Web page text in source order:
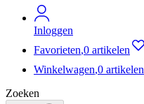
Inloggen
Favorieten,0 artikelen
Winkelwagen,0 artikelen
Zoeken